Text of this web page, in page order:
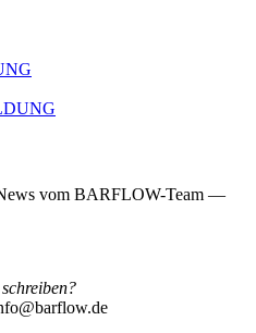
vom BARFLOW-Team —